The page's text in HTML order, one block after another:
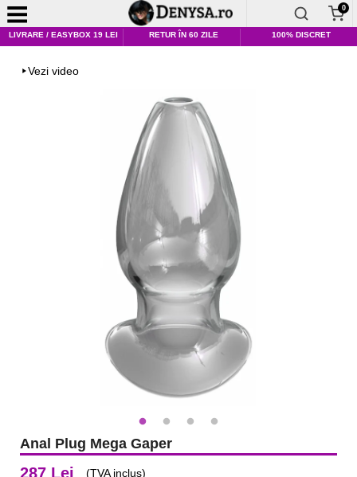
0
LIVRARE / EASYBOX 19 LEI RETUR ÎN 60 ZILE 100% DISCRET
Vezi video
Anal Plug Mega Gaper
287 Lei (TVA inclus)